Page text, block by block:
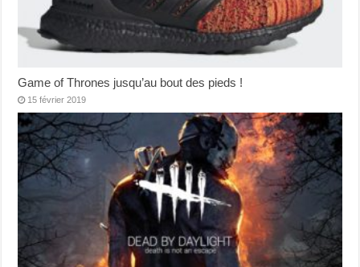
Game of Thrones jusqu’au bout des pieds !
15 février 2019